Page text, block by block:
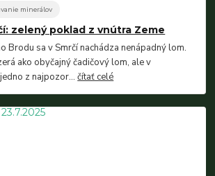
minerálov
zelený poklad z vnútra Zeme
Brodu sa v Smrčí nachádza nenápadný lom.
ako obyčajný čadičový lom, ale v
z najpozor...čítať celé